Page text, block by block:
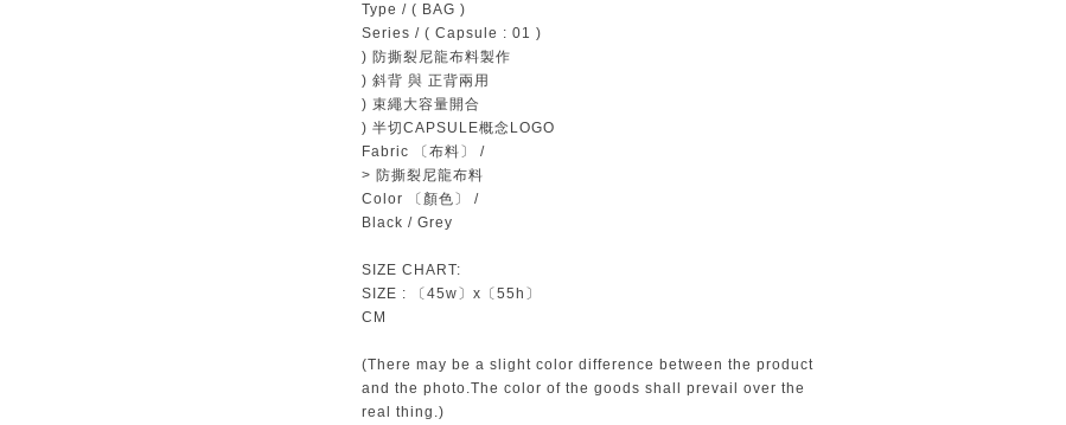
Type / ( BAG )
Series / ( Capsule : 01 )
) 防撕裂尼龍布料製作
) 斜背 與 正背兩用
) 束繩大容量開合
) 半切CAPSULE概念LOGO
Fabric 〔布料〕 /
> 防撕裂尼龍布料
Color 〔顏色〕 /
Black / Grey
SIZE CHART:
SIZE : 〔45w〕x〔55h〕
CM
(There may be a slight color difference between the product
and the photo.The color of the goods shall prevail over the
real thing.)